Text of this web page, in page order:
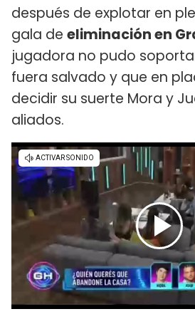
después de explotar en
gala de eliminación en
jugadora no pudo
fuera salvado y que en
decidir su suerte Mora y
aliados.